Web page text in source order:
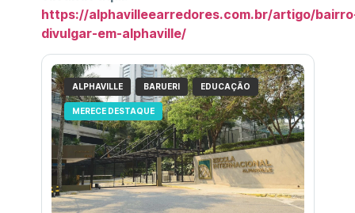
https://alphavilleearredores.com.br/artigo/
divulgar-em-alphaville/
ALPHAVILLE BARUERI EDUCAÇÃO
MERECE DESTAQUE